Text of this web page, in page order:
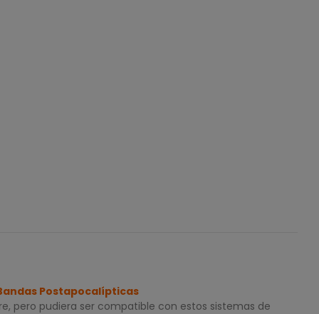
Postapocalípticas
pero pudiera ser compatible con estos sistemas de